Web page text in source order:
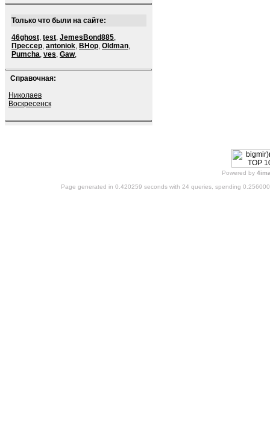
Только что были на сайте:
46ghost, test, JemesBond885,
Прессер, antoniok, BHop, Oldman,
Pumcha, ves, Gaw,
Справочная:
Николаев
Воскресенск
Powered by
Page generated in 0.420259 seconds with 24 queries, spending